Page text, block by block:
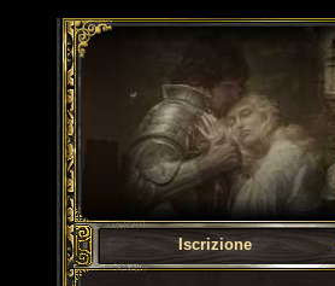
Iscrizione